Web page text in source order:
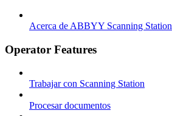
Acerca de ABBYY Scanning Station
Operator Features
Trabajar con Scanning Station
Procesar documentos